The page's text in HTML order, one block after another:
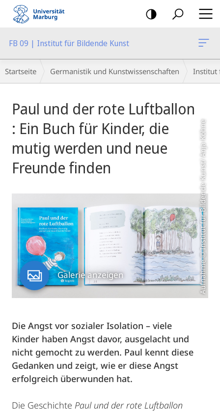
Mobile-
Navigation
FB 09 | Institut für Bildende Kunst
Breadcrumb-
Navigation
Startseite Germanistik und Kunstwissenschaften Institut
Paul und der rote Luftballon
: Ein Buch für Kinder, die
mutig werden und neue
Freunde finden
Aufnahme © Institut für Bildende Kunst/ Anja Köhne
Galerie anzeigen
Die Angst vor sozialer Isolation – viele
Kinder haben Angst davor, ausgelacht und
nicht gemocht zu werden. Paul kennt diese
Gedanken und zeigt, wie er diese Angst
erfolgreich überwunden hat.
Die Geschichte Paul und der rote Luftballon